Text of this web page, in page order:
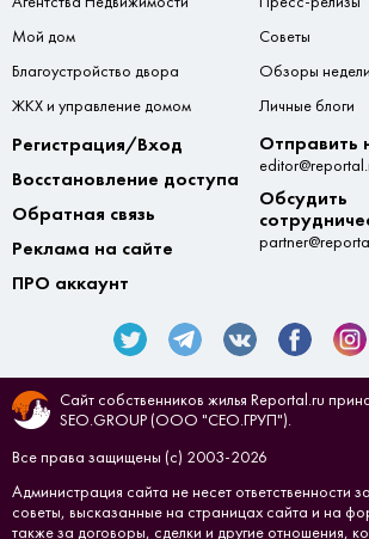
Мой дом
Благоустройство двора
ЖКХ и управление домом
Советы
Обзоры недели
Личные блоги
Регистрация/Вход
Восстановление доступа
Обратная связь
Реклама на сайте
ПРО аккаунт
Отправить
Обсудить
Сайт собственников жилья Reportal.ru
SEO.GROUP (ООО "СЕО.ГРУП").
Все права защищены (с) 2003-2026
Администрация сайта не несет ответственности
советы, высказанные на страницах сайта и на
также за договоры, сделки и другие отношения,